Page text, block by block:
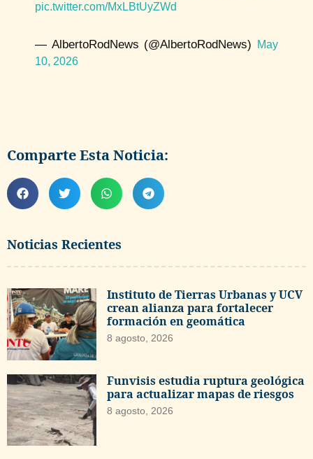
Noticias Recientes
Instituto de Tierras Urbanas y UCV
crean alianza para fortalecer
formación en geomática
8 agosto, 2026
Funvisis estudia ruptura geológica
para actualizar mapas de riesgos
8 agosto, 2026
pic.twitter.com/MxLBtUyZWd
— AlbertoRodNews (@AlbertoRodNews)
May
10, 2026
Comparte Esta Noticia: